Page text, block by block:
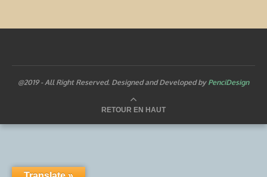
@2019 - All Right Reserved. Designed and Developed by PenciDesign
RETOUR EN HAUT